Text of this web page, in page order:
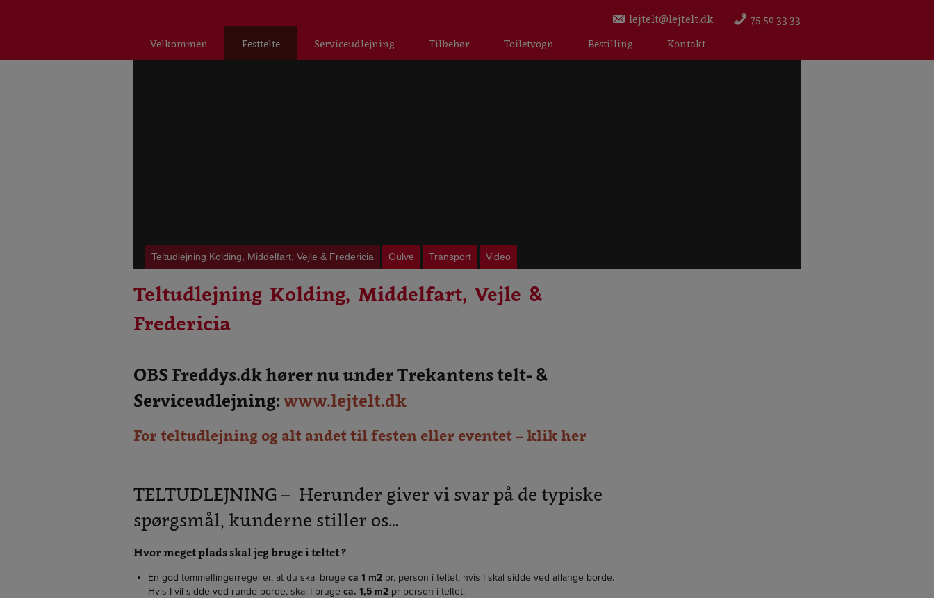
lejtelt@lejtelt.dk 75 50 33 33
Velkommen Festtelte Serviceudlejning Tilbehør Toiletvogn Bestilling Kontakt
Teltudlejning Kolding, Middelfart, Vejle &
Fredericia
OBS Freddys.dk hører nu under Trekantens telt- &
Serviceudlejning: www.lejtelt.dk
For teltudlejning og alt andet til festen eller eventet – klik her
TELTUDLEJNING – Herunder giver vi svar på de typiske
spørgsmål, kunderne stiller os…
Hvor meget plads skal jeg bruge i teltet ?
En god tommelfingerregel er, at du skal bruge ca 1 m2 pr. person i teltet, hvis I skal sidde ved aflange borde.
Hvis I vil sidde ved runde borde, skal I bruge ca. 1,5 m2 pr person i teltet.
Teltudlejning Kolding, Middelfart, Vejle & Fredericia Gulve Transport Video